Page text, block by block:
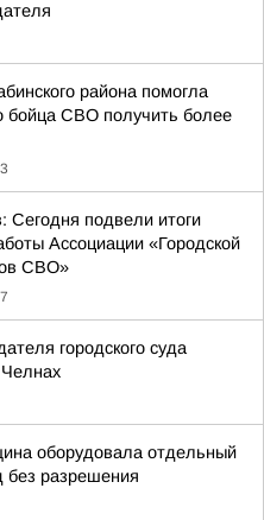
района помогла
бойца СВО получить более
Сегодня подвели итоги
Ассоциации «Городской
СВО»
городского суда
оборудовала отдельный
без разрешения